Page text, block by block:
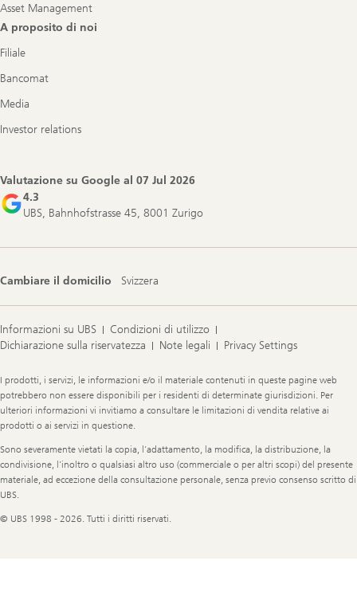
Asset Management
A proposito di noi
Filiale
Bancomat
Media
Investor relations
Valutazione su Google al 07 Jul 2026
4.3
UBS, Bahnhofstrasse 45, 8001 Zurigo
Cambiare il domicilio Svizzera
Informazioni su UBS
Condizioni di utilizzo
Dichiarazione sulla riservatezza
Note legali Privacy Settings
Legal
Information
I prodotti, i servizi, le informazioni e/o il materiale contenuti in queste pagine web
potrebbero non essere disponibili per i residenti di determinate giurisdizioni. Per
ulteriori informazioni vi invitiamo a consultare le limitazioni di vendita relative ai
prodotti o ai servizi in questione.
Sono severamente vietati la copia, l’adattamento, la modifica, la distribuzione, la
condivisione, l’inoltro o qualsiasi altro uso (commerciale o per altri scopi) del presente
materiale, ad eccezione della consultazione personale, senza previo consenso scritto di
UBS.
© UBS 1998 - 2026. Tutti i diritti riservati.